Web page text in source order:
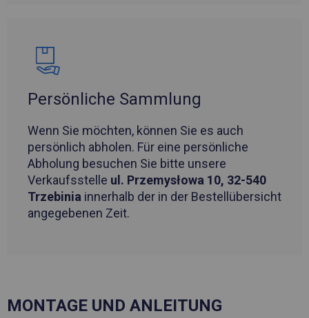
Persönliche Sammlung
Wenn Sie möchten, können Sie es auch
persönlich abholen. Für eine persönliche
Abholung besuchen Sie bitte unsere
Verkaufsstelle ul. Przemysłowa 10, 32-540
Trzebinia innerhalb der in der Bestellübersicht
angegebenen Zeit.
MONTAGE UND ANLEITUNG